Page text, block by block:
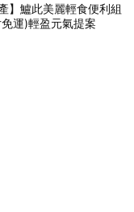
】鱸此美麗輕食便利組
運)輕盈元氣提案